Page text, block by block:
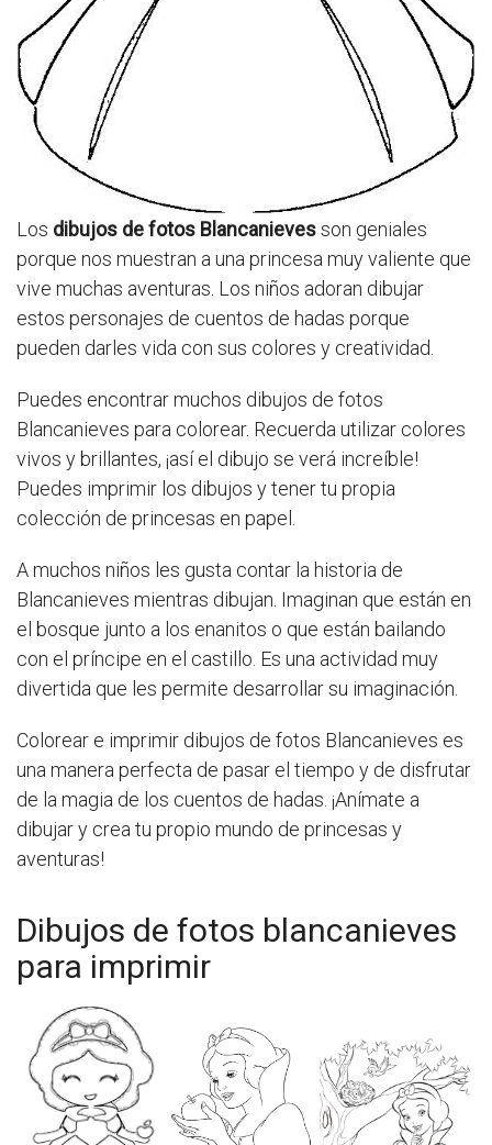
Los dibujos de fotos Blancanievesson geniales
porque nos muestran a una princesa muy valiente que
vive muchas aventuras. Los niños adoran dibujar
estos personajes de cuentos de hadas porque
pueden darles vida con sus colores y creatividad.
Puedes encontrar muchos dibujos de fotos
Blancanieves para colorear. Recuerda utilizar colores
vivos y brillantes, ¡así el dibujo se verá increíble!
Puedes imprimir los dibujos y tener tu propia
colección de princesas en papel.
A muchos niños les gusta contar la historia de
Blancanieves mientras dibujan. Imaginan que están en
el bosque junto a los enanitos o que están bailando
con el príncipe en el castillo. Es una actividad muy
divertida que les permite desarrollar su imaginación.
Colorear e imprimir dibujos de fotos Blancanieves es
una manera perfecta de pasar el tiempo y de disfrutar
de la magia de los cuentos de hadas. ¡Anímate a
dibujar y crea tu propio mundo de princesas y
aventuras!
Dibujos de fotos blancanieves
para imprimir